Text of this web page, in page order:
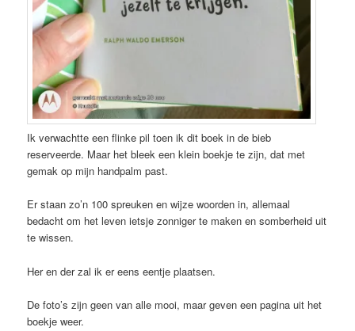
Ik verwachtte een flinke pil toen ik dit boek in de bieb
reserveerde. Maar het bleek een klein boekje te zijn, dat met
gemak op mijn handpalm past.
Er staan zo’n 100 spreuken en wijze woorden in, allemaal
bedacht om het leven ietsje zonniger te maken en somberheid uit
te wissen.
Her en der zal ik er eens eentje plaatsen.
De foto’s zijn geen van alle mooi, maar geven een pagina uit het
boekje weer.